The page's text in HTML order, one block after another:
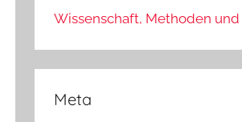
Wissenschaft, Methoden
Meta